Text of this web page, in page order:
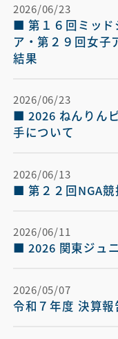
2026/06/23
■ 第１６回ミッド
ア・第２９回女
結果
2026/06/23
■ 2026 ねんりん
手について
2026/06/13
■ 第２２回NGA
2026/06/11
■ 2026 関東ジュ
2026/05/07
令和７年度 決算報